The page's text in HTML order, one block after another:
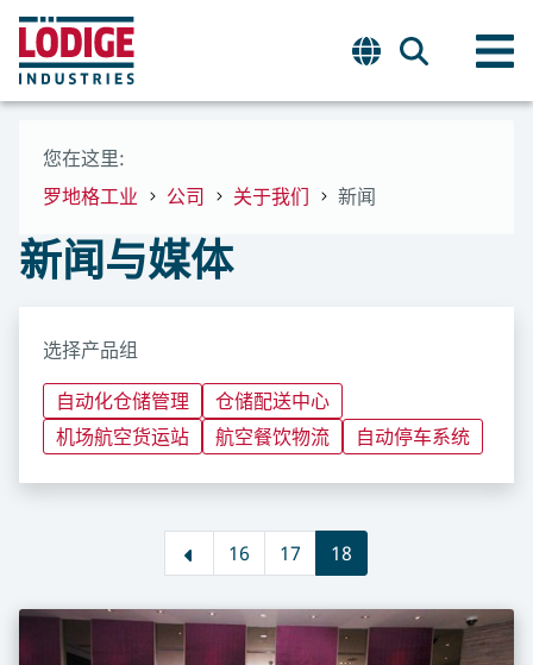
您在这里:
罗地格工业
公司 关于我们 新闻
新闻与媒体
选择产品组
自动化仓储管理
仓储配送中心
机场航空货运站
航空餐饮物流 自动停车系统
16 17 18